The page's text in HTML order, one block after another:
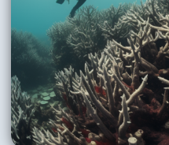
Tauchtouristen
betroffenen
häufig zu
wiederum unattraktiv